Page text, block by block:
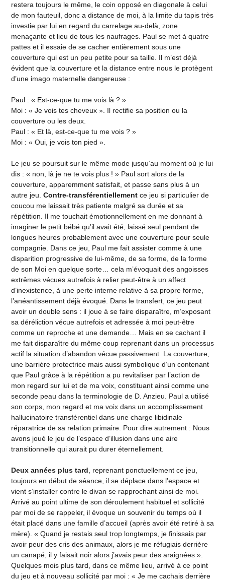
restera toujours le même, le coin opposé en diagonale à celui
de mon fauteuil, donc a distance de moi, à la limite du tapis très
investie par lui en regard du carrelage au-delà, zone
menaçante et lieu de tous les naufrages. Paul se met à quatre
pattes et il essaie de se cacher entièrement sous une
couverture qui est un peu petite pour sa taille. Il m’est déjà
évident que la couverture et la distance entre nous le protègent
d’une imago maternelle dangereuse :
Paul : « Est-ce-que tu me vois là ? »
Moi : « Je vois tes cheveux ». Il rectifie sa position ou la
couverture ou les deux.
Paul : « Et là, est-ce-que tu me vois ? »
Moi : « Oui, je vois ton pied ».
Le jeu se poursuit sur le même mode jusqu’au moment où je lui
dis : « non, là je ne te vois plus ! » Paul sort alors de la
couverture, apparemment satisfait, et passe sans plus à un
autre jeu. Contre-transférentiellement ce jeu si particulier de
coucou me laissait très patiente malgré sa durée et sa
répétition. Il me touchait émotionnellement en me donnant à
imaginer le petit bébé qu’il avait été, laissé seul pendant de
longues heures probablement avec une couverture pour seule
compagnie. Dans ce jeu, Paul me fait assister comme à une
disparition progressive de lui-même, de sa forme, de la forme
de son Moi en quelque sorte… cela m’évoquait des angoisses
extrêmes vécues autrefois à relier peut-être à un affect
d’inexistence, à une perte interne relative à sa propre forme,
l’anéantissement déjà évoqué. Dans le transfert, ce jeu peut
avoir un double sens : il joue à se faire disparaître, m’exposant
sa déréliction vécue autrefois et adressée à moi peut-être
comme un reproche et une demande… Mais en se cachant il
me fait disparaître du même coup reprenant dans un processus
actif la situation d’abandon vécue passivement. La couverture,
une barrière protectrice mais aussi symbolique d’un contenant
que Paul grâce à la répétition a pu revitaliser par l’action de
mon regard sur lui et de ma voix, constituant ainsi comme une
seconde peau dans la terminologie de D. Anzieu. Paul a utilisé
son corps, mon regard et ma voix dans un accomplissement
hallucinatoire transférentiel dans une charge libidinale
réparatrice de sa relation primaire. Pour dire autrement : Nous
avons joué le jeu de l’espace d’illusion dans une aire
transitionnelle qui aurait pu durer éternellement.
Deux années plus tard, reprenant ponctuellement ce jeu,
toujours en début de séance, il se déplace dans l’espace et
vient s’installer contre le divan se rapprochant ainsi de moi.
Arrivé au point ultime de son déroulement habituel et sollicité
par moi de se rappeler, il évoque un souvenir du temps où il
était placé dans une famille d’accueil (après avoir été retiré à sa
mère). « Quand je restais seul trop longtemps, je finissais par
avoir peur des cris des animaux, alors je me réfugiais derrière
un canapé, il y faisait noir alors j’avais peur des araignées ».
Quelques mois plus tard, dans ce même lieu, arrivé à ce point
du jeu et à nouveau sollicité par moi : « Je me cachais derrière